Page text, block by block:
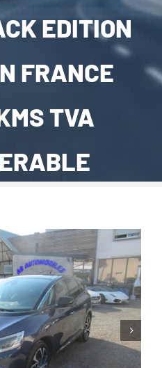
EDITION
FRANCE
TVA